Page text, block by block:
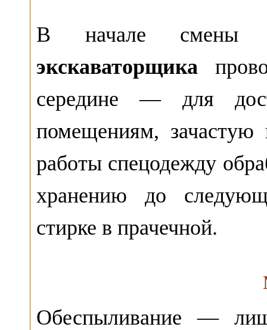
В начале смены
экскаваторщика
середине — для
помещениям, зачастую
работы спецодежду
хранению до
стирке в прачечной.
Обеспыливание —